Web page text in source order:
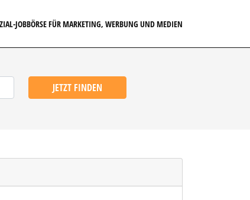
JOBBÖRSE FÜR MARKETING, WERBUNG UND MEDIEN
JETZT FINDEN